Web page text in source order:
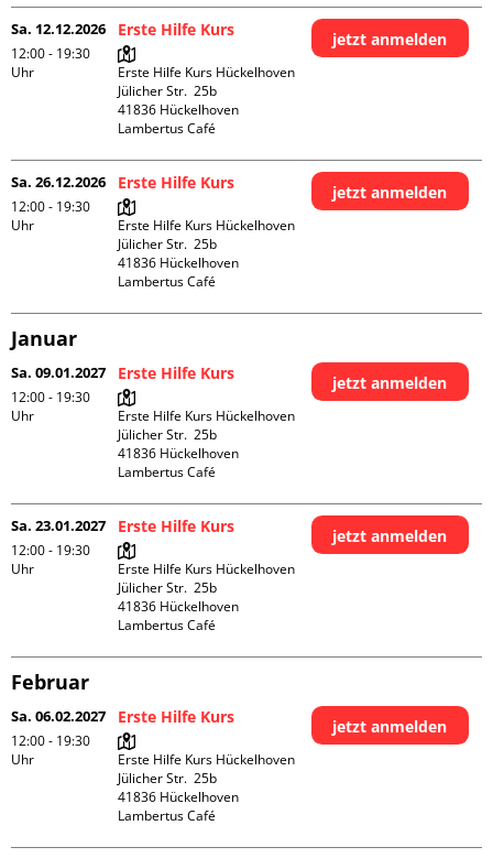
Sa. 12.12.2026
12:00 - 19:30
Uhr
Erste Hilfe Kurs
Erste Hilfe Kurs Hückelhoven
Jülicher Str.  25b
41836 Hückelhoven
Lambertus Café
jetzt anmelden
Sa. 26.12.2026
12:00 - 19:30
Uhr
Erste Hilfe Kurs
Erste Hilfe Kurs Hückelhoven
Jülicher Str.  25b
41836 Hückelhoven
Lambertus Café
jetzt anmelden
Januar
Sa. 09.01.2027
12:00 - 19:30
Uhr
Erste Hilfe Kurs
Erste Hilfe Kurs Hückelhoven
Jülicher Str.  25b
41836 Hückelhoven
Lambertus Café
jetzt anmelden
Sa. 23.01.2027
12:00 - 19:30
Uhr
Erste Hilfe Kurs
Erste Hilfe Kurs Hückelhoven
Jülicher Str.  25b
41836 Hückelhoven
Lambertus Café
jetzt anmelden
Februar
Sa. 06.02.2027
12:00 - 19:30
Uhr
Erste Hilfe Kurs
Erste Hilfe Kurs Hückelhoven
Jülicher Str.  25b
41836 Hückelhoven
Lambertus Café
jetzt anmelden